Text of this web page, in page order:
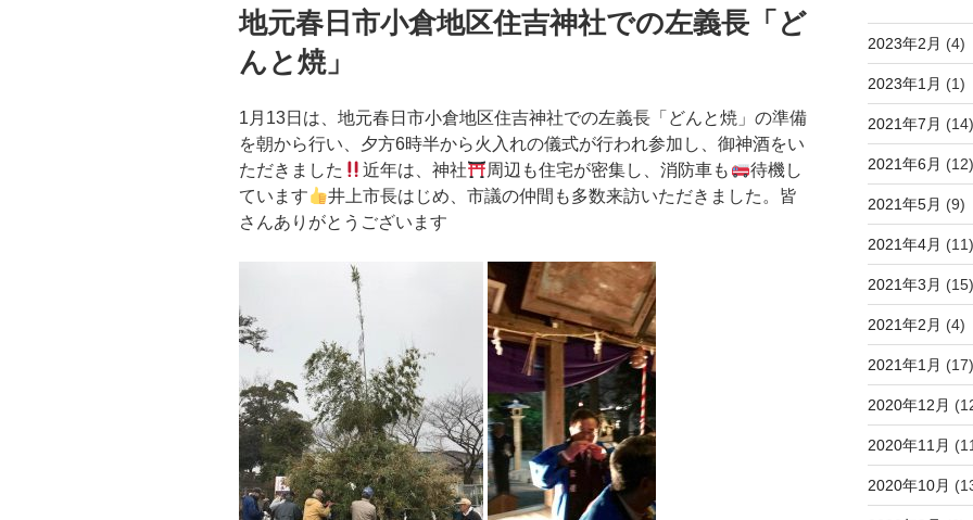
稿
日:
地元春日市小倉地区住吉神社での左義長「ど
んと焼」
1月13日は、地元春日市小倉地区住吉神社での左義長「どんと焼」の準備
を朝から行い、夕方6時半から火入れの儀式が行われ参加し、御神酒をい
ただきました
近年は、神社 周辺も住宅が密集し、消防車も
待機し
ています
井上市長はじめ、市議の仲間も多数来訪いただきました。皆
さんありがとうございます
2023年2月 (4)
2023年1月 (1)
2021年7月 (14)
2021年6月 (12)
2021年5月 (9)
2021年4月 (11)
2021年3月 (15)
2021年2月 (4)
2021年1月 (17)
2020年12月
2020年11月
2020年10月